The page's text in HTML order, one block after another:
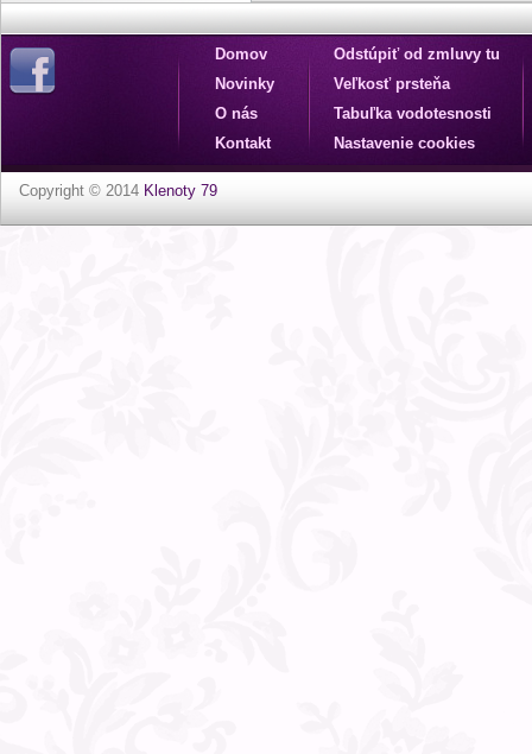
Domov
Novinky
O nás
Kontakt
Odstúpiť od zmluvy tu
Veľkosť prsteňa
Tabuľka vodotesnosti
Nastavenie cookies
Copyright © 2014 Klenoty 79